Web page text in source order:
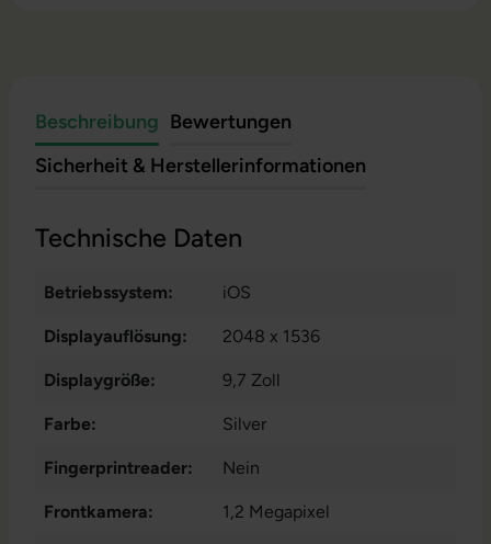
Beschreibung Bewertungen
Sicherheit & Herstellerinformationen
Technische Daten
Betriebssystem: iOS
Displayauflösung: 2048 x 1536
Displaygröße: 9,7 Zoll
Farbe: Silver
Fingerprintreader: Nein
Frontkamera: 1,2 Megapixel